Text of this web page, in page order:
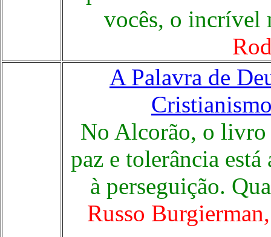
vocês, o incrível
A Palavra de
No Alcorão, o livro
paz e tolerância
à perseguição.
Russo